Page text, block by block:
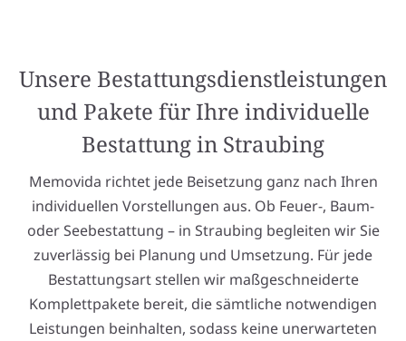
Unsere Bestattungsdienstleistungen
und Pakete für Ihre individuelle
Bestattung in Straubing
Memovida richtet jede Beisetzung ganz nach Ihren
individuellen Vorstellungen aus. Ob Feuer-, Baum-
oder Seebestattung – in Straubing begleiten wir Sie
zuverlässig bei Planung und Umsetzung. Für jede
Bestattungsart stellen wir maßgeschneiderte
Komplettpakete bereit, die sämtliche notwendigen
Leistungen beinhalten, sodass keine unerwarteten